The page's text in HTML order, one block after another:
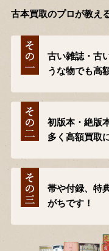
古本買取のプロが教え
古い雑誌・古
うな物でも高
初版本・絶版
多く高額買取
帯や付録、特
がちです！